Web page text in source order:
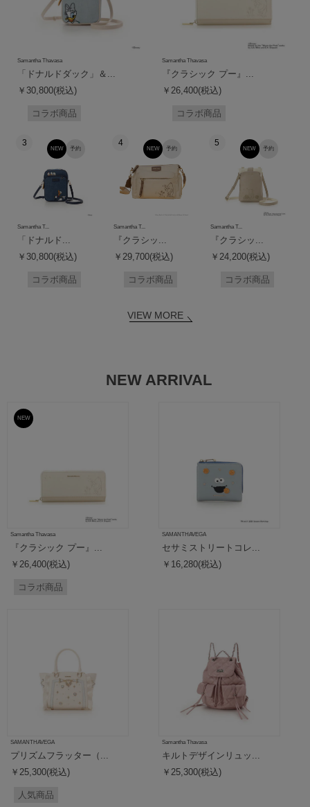
Samantha Thavasa
「ドナルドダック」＆...
￥30,800(税込)
コラボ商品
Samantha Thavasa
『クラシック プー』...
￥26,400(税込)
コラボ商品
3
予約
NEW
Samantha T...
「ドナルド...
￥30,800(税込)
コラボ商品
4
予約
NEW
Samantha T...
『クラシッ...
￥29,700(税込)
コラボ商品
5
予約
NEW
Samantha T...
『クラシッ...
￥24,200(税込)
コラボ商品
VIEW MORE
NEW ARRIVAL
予約
NEW
Samantha Thavasa
『クラシック プー』...
￥26,400(税込)
コラボ商品
SAMANTHAVEGA
セサミストリートコレ...
￥16,280(税込)
SAMANTHAVEGA
プリズムフラッター（...
￥25,300(税込)
人気商品
Samantha Thavasa
キルトデザインリュッ...
￥25,300(税込)